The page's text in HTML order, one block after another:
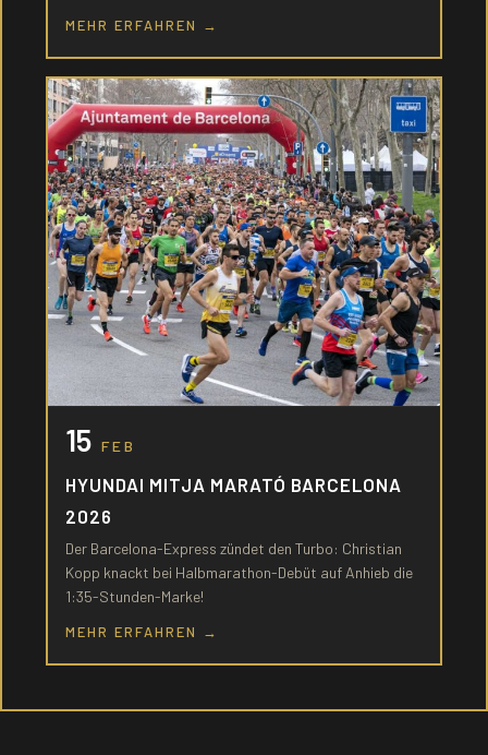
MEHR ERFAHREN →
15 FEB
HYUNDAI MITJA MARATÓ BARCELONA
2026
Der Barcelona-Express zündet den Turbo: Christian
Kopp knackt bei Halbmarathon-Debüt auf Anhieb die
1:35-Stunden-Marke!
MEHR ERFAHREN →